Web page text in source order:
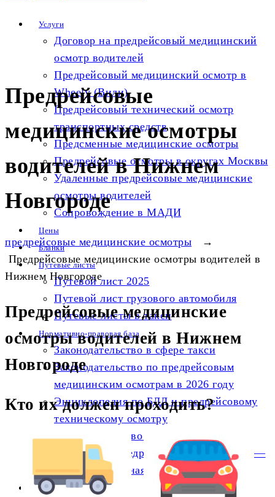
Услуги
Договор на предрейсовый медицинский
осмотр водителей
Предрейсовый медицинский осмотр в
Wheely (Вили)
Предрейсовый технический осмотр
транспортных средств
Предсменные медицинские осмотры
Предрейсовые осмотры в округах Москвы
Удаленные предрейсовые медицинские
осмотры водителей
Сопровождение в МАДИ
Цены
Бланки
Путевые листы
Путевой лист 2025
Путевой лист грузового автомобиля
Путевые листы в такси
Нормативно-правовая база
Законодательство в сфере такси
Законодательство по предрейсовым
медицинским осмотрам в 2026 году
Энциклопедия по БДД и предрейсовому
техническому осмотру
Законодательство в сфере транспорта
Отсутствие предрейсового медосмотра —
штрафы, судебная практика
Информация
Предрейсовые
медицинские осмотры
водителей в Нижнем
Новгороде
предрейсовые медицинские осмотры
→
Предрейсовые медицинские осмотры водителей в
Нижнем Новгороде
Предрейсовые медицинские
осмотры водителей в Нижнем
Новгороде
Кто их должен проходить?